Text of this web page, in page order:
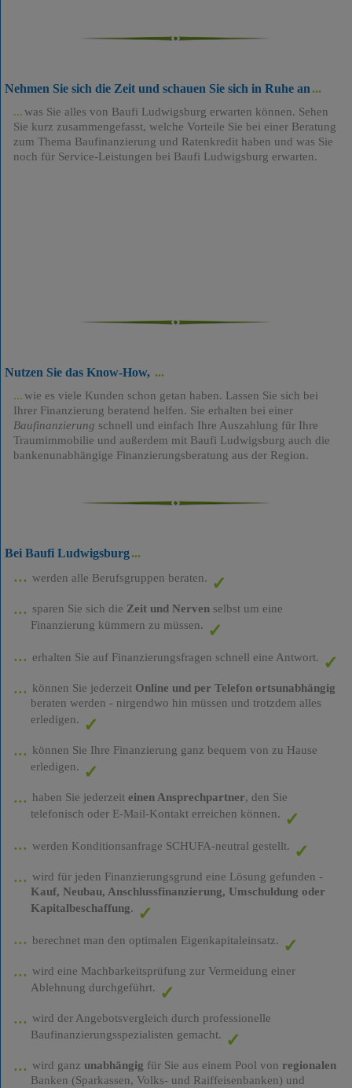
Nehmen Sie sich die Zeit und schauen Sie sich in Ruhe an
was Sie alles von Baufi Ludwigsburg erwarten können. Sehen
Sie kurz zusammengefasst, welche Vorteile Sie bei einer Beratung
zum Thema Baufinanzierung und Ratenkredit haben und was Sie
noch für Service-Leistungen bei Baufi Ludwigsburg erwarten.
Nutzen Sie das Know-How,
wie es viele Kunden schon getan haben. Lassen Sie sich bei
Ihrer Finanzierung beratend helfen. Sie erhalten bei einer
Baufinanzierung schnell und einfach Ihre Auszahlung für Ihre
Traumimmobilie und außerdem mit Baufi Ludwigsburg auch die
bankenunabhängige Finanzierungsberatung aus der Region.
Bei Baufi Ludwigsburg
werden alle Berufsgruppen beraten.
sparen Sie sich die Zeit und Nervenselbst um eine
Finanzierung kümmern zu müssen.
erhalten Sie auf Finanzierungsfragen schnell eine Antwort.
können Sie jederzeit Online und per Telefon ortsunabhängig
beraten werden - nirgendwo hin müssen und trotzdem alles
erledigen.
können Sie Ihre Finanzierung ganz bequem von zu Hause
erledigen.
haben Sie jederzeit einen Ansprechpartner, den Sie
telefonisch oder E-Mail-Kontakt erreichen können.
werden Konditionsanfrage SCHUFA-neutral gestellt.
wird für jeden Finanzierungsgrund eine Lösung gefunden -
Kauf, Neubau, Anschlussfinanzierung, Umschuldung oder
Kapitalbeschaffung.
berechnet man den optimalen Eigenkapitaleinsatz.
wird eine Machbarkeitsprüfung zur Vermeidung einer
Ablehnung durchgeführt.
wird der Angebotsvergleich durch professionelle
Baufinanzierungsspezialisten gemacht.
wird ganz unabhängig für Sie aus einem Pool von regionalen
Banken (Sparkassen, Volks- und Raiffeisenbanken) und